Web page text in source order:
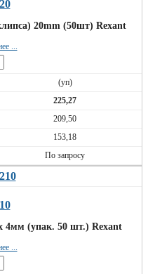
20mm (50шт) Rexant
...
(уп)
225,27
209,50
153,18
По запросу
4мм (упак. 50 шт.) Rexant
...